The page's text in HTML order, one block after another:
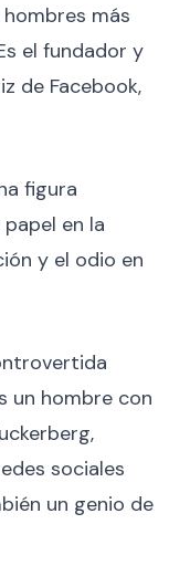
más
el fundador y
de Facebook,
figura
en la
y el odio en
un hombre con
sociales
un genio de